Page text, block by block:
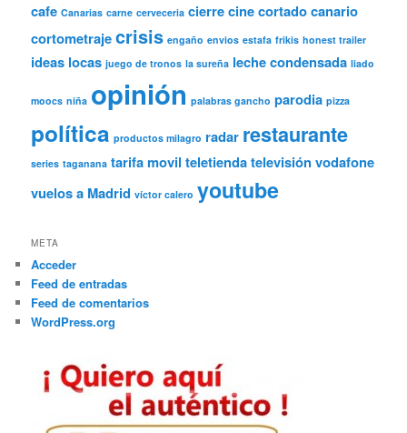
cafe Canarias carne cerveceria cierrecinecortado canario
cortometrajecrisis engaño envios estafa frikis honest trailer
ideas locas juego de tronos la sureña leche condensada liado
moocs niña opinión palabras gancho parodia pizza
política productos milagro radar restaurante
series taganana tarifa movil teletiendatelevisión vodafone
vuelos a Madrid víctor calero youtube
META
Acceder
Feed de entradas
Feed de comentarios
WordPress.org